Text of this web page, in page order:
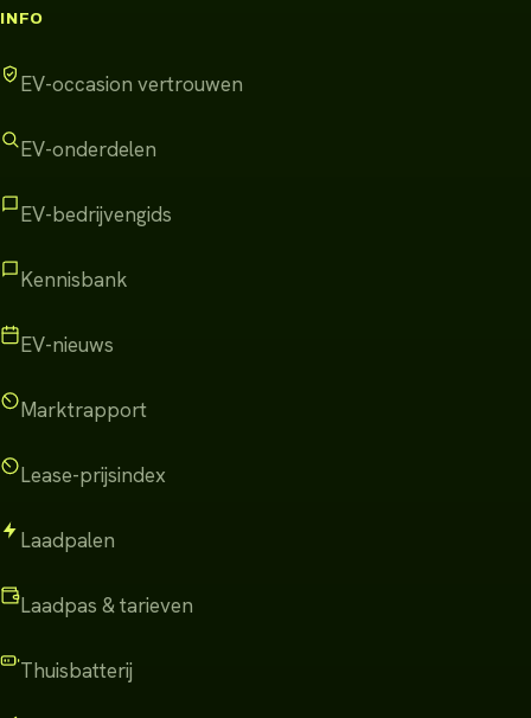
INFO
EV-occasion vertrouwen
EV-onderdelen
EV-bedrijvengids
Kennisbank
EV-nieuws
Marktrapport
Lease-prijsindex
Laadpalen
Laadpas & tarieven
Thuisbatterij